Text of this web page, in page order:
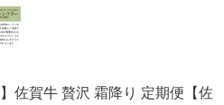
佐賀牛 贅沢 霜降り 定期便【佐